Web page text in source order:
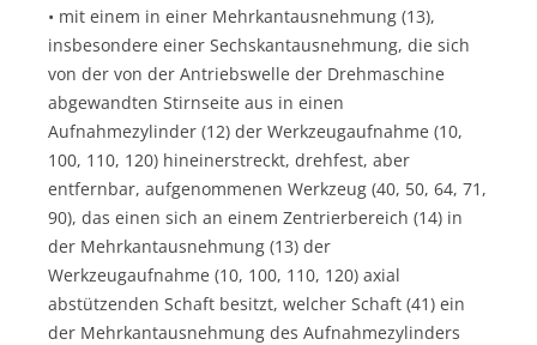
• mit einem in einer Mehrkantausnehmung (13),
insbesondere einer Sechskantausnehmung, die sich
von der von der Antriebswelle der Drehmaschine
abgewandten Stirnseite aus in einen
Aufnahmezylinder (12) der Werkzeugaufnahme (10,
100, 110, 120) hineinerstreckt, drehfest, aber
entfernbar, aufgenommenen Werkzeug (40, 50, 64, 71,
90), das einen sich an einem Zentrierbereich (14) in
der Mehrkantausnehmung (13) der
Werkzeugaufnahme (10, 100, 110, 120) axial
abstützenden Schaft besitzt, welcher Schaft (41) ein
der Mehrkantausnehmung des Aufnahmezylinders